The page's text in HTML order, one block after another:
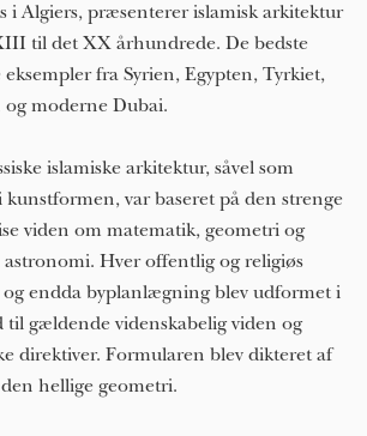
i Algiers, præsenterer islamisk arkitektur
til det XX århundrede. De bedste
eksempler fra Syrien, Egypten, Tyrkiet,
og moderne Dubai.
islamiske arkitektur, såvel som
kunstformen, var baseret på den strenge
viden om matematik, geometri og
Hver offentlig og religiøs
endda byplanlægning blev udformet i
til gældende videnskabelig viden og
direktiver. Formularen blev dikteret af
hellige geometri.